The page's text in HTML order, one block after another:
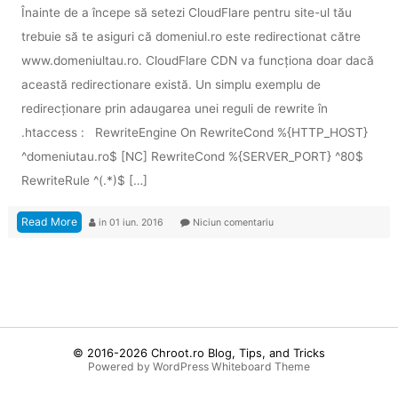
Înainte de a începe să setezi CloudFlare pentru site-ul tău
trebuie să te asiguri că domeniul.ro este redirectionat către
www.domeniultau.ro. CloudFlare CDN va funcționa doar dacă
această redirectionare există. Un simplu exemplu de
redirecționare prin adaugarea unei reguli de rewrite în
.htaccess : RewriteEngine On RewriteCond %{HTTP_HOST}
^domeniutau.ro$ [NC] RewriteCond %{SERVER_PORT} ^80$
RewriteRule ^(.*)$ […]
Read More in 01 iun. 2016 Niciun comentariu
© 2016-2026 Chroot.ro Blog, Tips, and Tricks
Powered by WordPress Whiteboard Theme